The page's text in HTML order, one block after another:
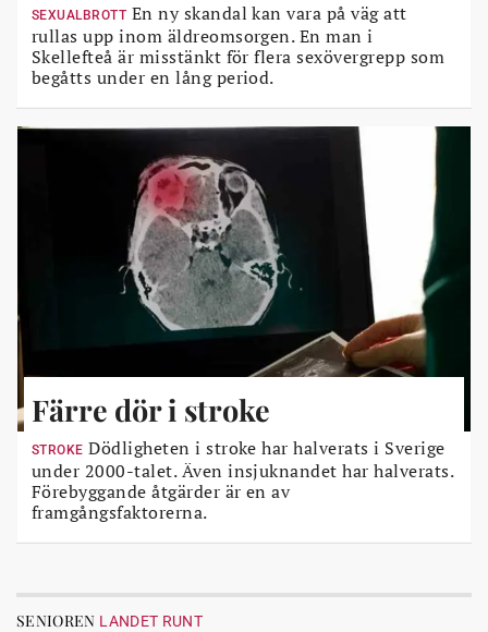
SEXUALBROTT En ny skandal kan vara på väg att
rullas upp inom äldreomsorgen. En man i
Skellefteå är misstänkt för flera sexövergrepp som
begåtts under en lång period.
Färre dör i stroke
STROKE Dödligheten i stroke har halverats i Sverige
under 2000-talet. Även insjuknandet har halverats.
Förebyggande åtgärder är en av
framgångsfaktorerna.
SENIOREN LANDET RUNT